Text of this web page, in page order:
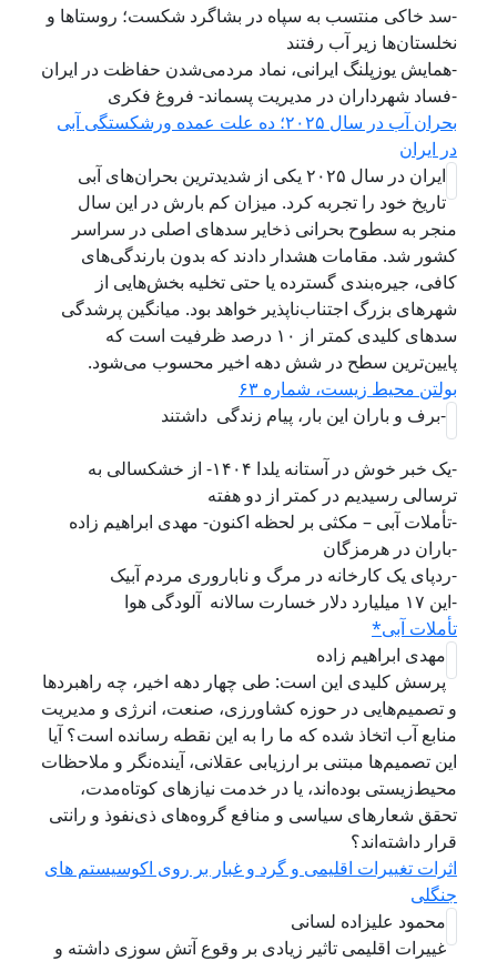
-سد خاکی منتسب به سپاه در بشاگرد شکست؛ روستاها و
نخلستان‌ها زیر آب رفتند
-همایش یوزپلنگ ایرانی، نماد مردمی‌شدن حفاظت در ایران
-فساد شهرداران در مدیریت پسماند- فروغ فکری
بحران آب در سال ۲۰۲۵؛ دە علت عمده ورشکستگی آبی
در ایران
ایران در سال ۲۰۲۵ یکی از شدیدترین بحران‌های آبی
تاریخ خود را تجربه کرد. میزان کم بارش در این سال
منجر به سطوح بحرانی ذخایر سدهای اصلی در سراسر
کشور شد. مقامات هشدار دادند که بدون بارندگی‌های
کافی، جیره‌بندی گسترده یا حتی تخلیه بخش‌هایی از
شهرهای بزرگ اجتناب‌ناپذیر خواهد بود. میانگین پرشدگی
سدهای کلیدی کمتر از ۱۰ درصد ظرفیت است که
پایین‌ترین سطح در شش دهه اخیر محسوب می‌شود.
بولتن محیط زیست، شماره ۶۳
-برف و باران این بار، پیام زندگی داشتند
-یک خبر خوش در آستانه یلدا ۱۴۰۴- از خشکسالی به
ترسالی رسیدیم در کمتر از دو هفته
-تأملات آبی – مکثی بر لحظه اکنون- مهدی ابراهیم زاده
-باران در هرمزگان
-ردپای یک کارخانه در مرگ و ناباروری مردم آبیک
-این ۱۷ میلیارد دلار خسارت سالانه آلودگی هوا
تأملات آبی*
مهدی ابراهیم زاده
پرسش کلیدی این است: طی چهار دهه اخیر، چه راهبردها
و تصمیم‌هایی در حوزه کشاورزی، صنعت، انرژی و مدیریت
منابع آب اتخاذ شده که ما را به این نقطه رسانده است؟ آیا
این تصمیم‌ها مبتنی بر ارزیابی عقلانی، آینده‌نگر و ملاحظات
محیط‌زیستی بوده‌اند، یا در خدمت نیازهای کوتاه‌مدت،
تحقق شعارهای سیاسی و منافع گروه‌های ذی‌نفوذ و رانتی
قرار داشته‌اند؟
اثرات تغییرات اقلیمی و گرد و غبار بر روی اکوسیستم های
جنگلی
محمود علیزاده لسانی
غییرات اقلیمی تاثیر زیادی بر وقوع آتش سوزی داشته و